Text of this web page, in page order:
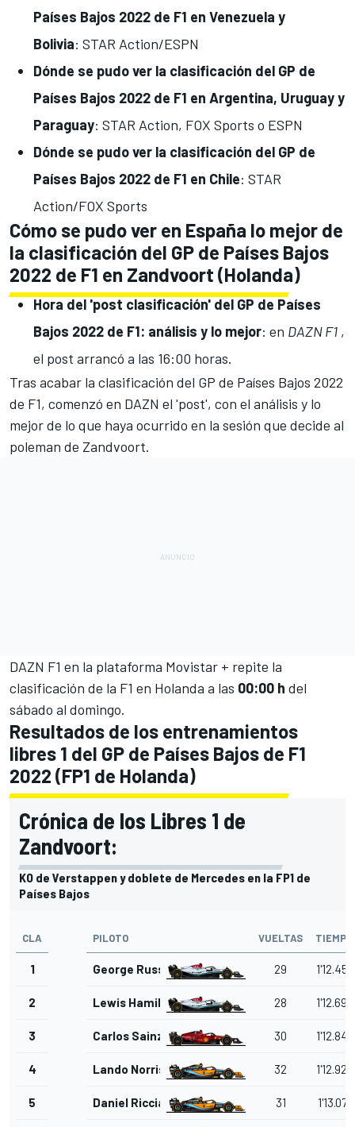
Países Bajos 2022 de F1 en Venezuela y
Bolivia: STAR Action/ESPN
Dónde se pudo ver la clasificación del GP de
Países Bajos 2022 de F1 en Argentina, Uruguay y
Paraguay: STAR Action, FOX Sports o ESPN
Dónde se pudo ver la clasificación del GP de
Países Bajos 2022 de F1 en Chile: STAR
Action/FOX Sports
Cómo se pudo ver en España lo mejor de
la clasificación del GP de Países Bajos
2022 de F1 en Zandvoort (Holanda)
Hora del 'post clasificación' del GP de Países
Bajos 2022 de F1: análisis y lo mejor: en DAZN F1 ,
el post arrancó a las 16:00 horas.
Tras acabar la clasificación del GP de Países Bajos 2022
de F1, comenzó en DAZN el 'post', con el análisis y lo
mejor de lo que haya ocurrido en la sesión que decide al
poleman de Zandvoort.
DAZN F1 en la plataforma Movistar + repite la
clasificación de la F1 en Holanda a las 00:00 h del
sábado al domingo.
Resultados de los entrenamientos
libres 1 del GP de Países Bajos de F1
2022 (FP1 de Holanda)
Crónica de los Libres 1 de
Zandvoort:
KO de Verstappen y doblete de Mercedes en la FP1 de
Países Bajos
CLA PILOTO VUELTAS TIEMPO
1 George Russell 29 1'12.455
2 Lewis Hamilton 28 1'12.695
3 Carlos Sainz Jr. 30 1'12.845
4 Lando Norris 32 1'12.929
5 Daniel Ricciardo 31 1'13.077